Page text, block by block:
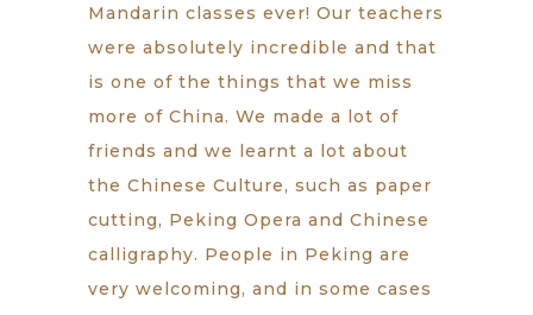
Mandarin classes ever! Our teachers
were absolutely incredible and that
is one of the things that we miss
more of China. We made a lot of
friends and we learnt a lot about
the Chinese Culture, such as paper
cutting, Peking Opera and Chinese
calligraphy. People in Peking are
very welcoming, and in some cases